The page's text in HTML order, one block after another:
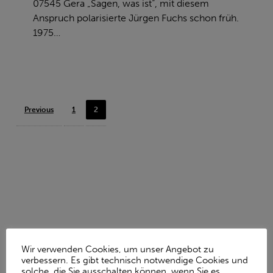
07545 Gera „Sagen, was ist“, mit diesem
Anspruch polarisierte Jürgen Fuchs schon früh.
1975…
Previous 1 2
Gedenkstätte Amthordurchgang
Wir verwenden Cookies, um unser Angebot zu
verbessern. Es gibt technisch notwendige Cookies und